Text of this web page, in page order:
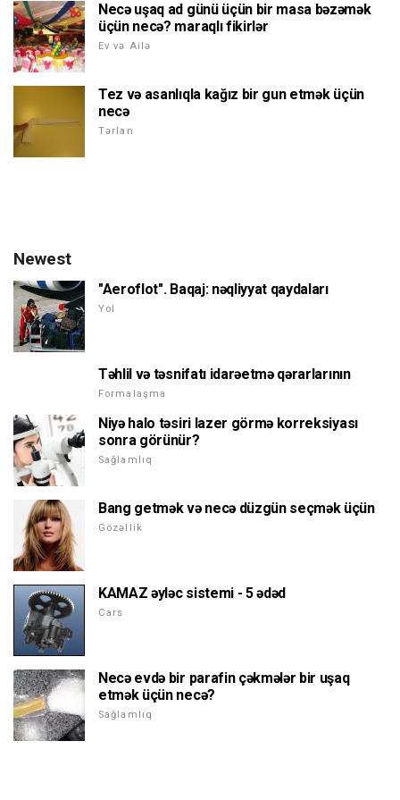
Necə uşaq ad günü üçün bir masa bəzəmək
üçün necə? maraqlı fikirlər
Ev və Ailə
Tez və asanlıqla kağız bir gun etmək üçün
necə
Tərlan
Newest
"Aeroflot". Baqaj: nəqliyyat qaydaları
Yol
Təhlil və təsnifatı idarəetmə qərarlarının
Formalaşma
Niyə halo təsiri lazer görmə korreksiyası
sonra görünür?
Sağlamlıq
Bang getmək və necə düzgün seçmək üçün
Gözəllik
KAMAZ əyləc sistemi - 5 ədəd
Cars
Necə evdə bir parafin çəkmələr bir uşaq
etmək üçün necə?
Sağlamlıq